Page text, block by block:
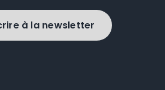
à la newsletter